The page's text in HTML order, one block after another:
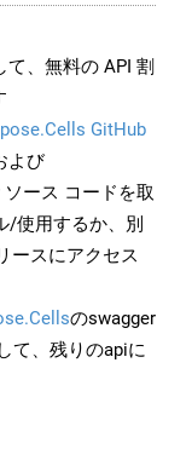
、無料の API 割
GitHub
よび
ース コードを取
/使用するか、別
ースにアクセス
のswagger
て、残りのapiに